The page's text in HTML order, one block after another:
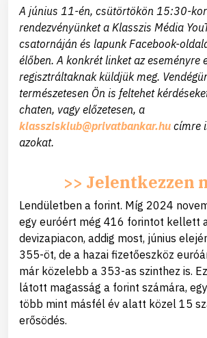
A június 11-én, csütörtökön 15:30-
rendezvényünket a Klasszis Média
csatornáján és lapunk Facebook-
élőben. A konkrét linket az eseményre
regisztráltaknak küldjük meg.
természetesen Ön is feltehet
chaten, vagy előzetesen, a
klasszisklub@privatbankar.hu címre
azokat.
>> Jelentkezzen
Lendületben a forint. Míg 2024
egy euróért még 416 forintot kellett
devizapiacon, addig most, június
355-öt, de a hazai fizetőeszköz
már közelebb a 353-as szinthez is.
látott magasság a forint számára,
több mint másfél év alatt közel 15
erősödés.